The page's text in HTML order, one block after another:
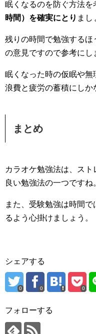
眠くなるのを防ぐ方法を
時間）を確実にとり まし
残りの時間で勉強する
の意見ですので参考にし
眠くなった時の仮眠や
浪費と疲労の蓄積にしか
まとめ
カラオケ勉強法は、スト
良い勉強法の一つですね
また、受験勉強は時間
るよう心掛けましょう。
シェアする
0 0 0
フォローする